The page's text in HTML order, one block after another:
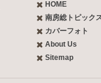
HOME
南房総トピック
カバーフォト
About Us
Sitemap